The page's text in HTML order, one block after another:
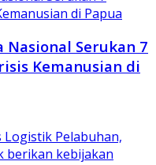
Nasional Serukan 7
Kemanusian di